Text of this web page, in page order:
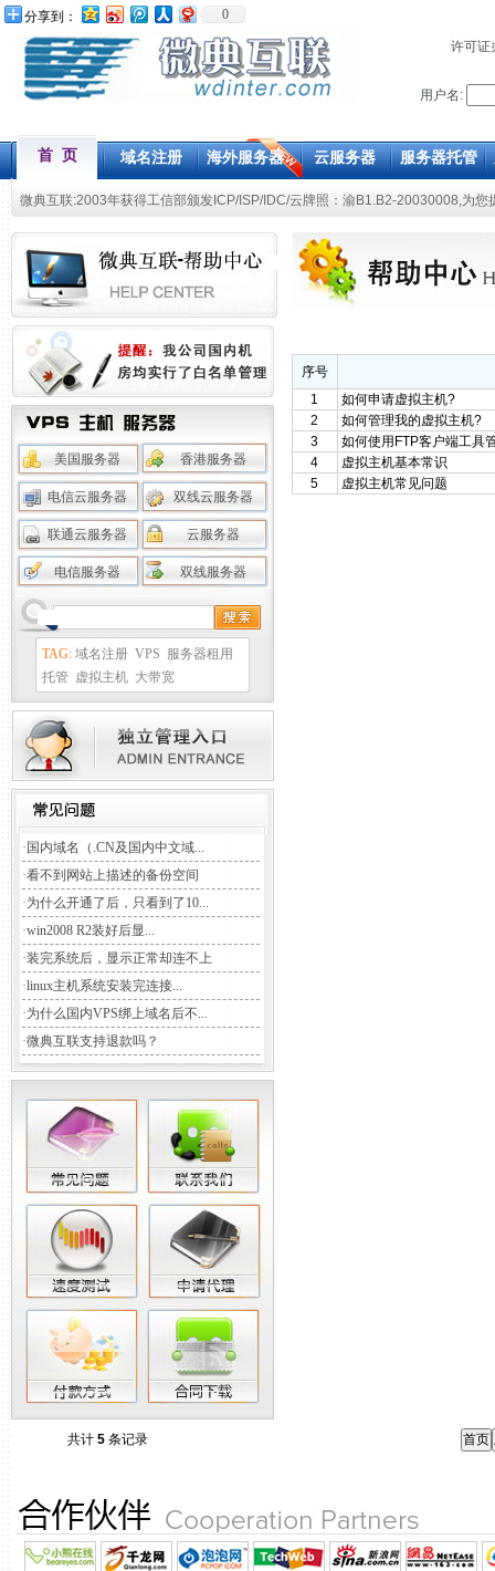
分享到： 0
许可证
用户名:
首 页 域名注册 海外服务器 云服务器 服务器托管
微典互联:2003年获得工信部颁发ICP/ISP/IDC/云牌照：渝B1.B2-20030008,为您
美国服务器 香港服务器
电信云服务器 双线云服务器
联通云服务器 云服务器
电信服务器 双线服务器
TAG: 域名注册 VPS 服务器租用
托管 虚拟主机 大带宽
· 国内域名（.CN及国内中文域...
·看不到网站上描述的备份空间
·为什么开通了后，只看到了10...
·win2008 R2装好后显...
·装完系统后，显示正常却连不上
·linux主机系统安装完连接...
·为什么国内VPS绑上域名后不...
·微典互联支持退款吗？
序号
1
如何申请虚拟主机?
2
如何管理我的虚拟主机?
3
如何使用FTP客户端工具
4
虚拟主机基本常识
5
虚拟主机常见问题
共计 5 条记录